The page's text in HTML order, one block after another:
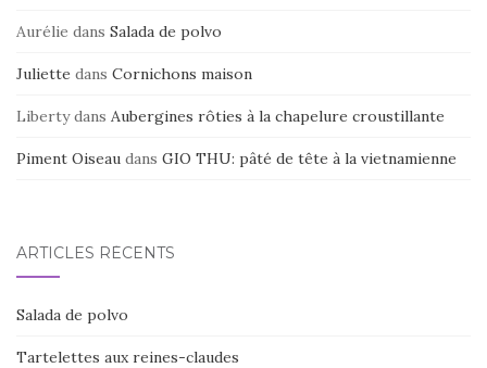
Aurélie dans Salada de polvo
Juliette dans Cornichons maison
Libertydans Aubergines rôties à la chapelure croustillante
Piment Oiseau dans GIO THU: pâté de tête à la vietnamienne
ARTICLES RÉCENTS
Salada de polvo
Tartelettes aux reines-claudes